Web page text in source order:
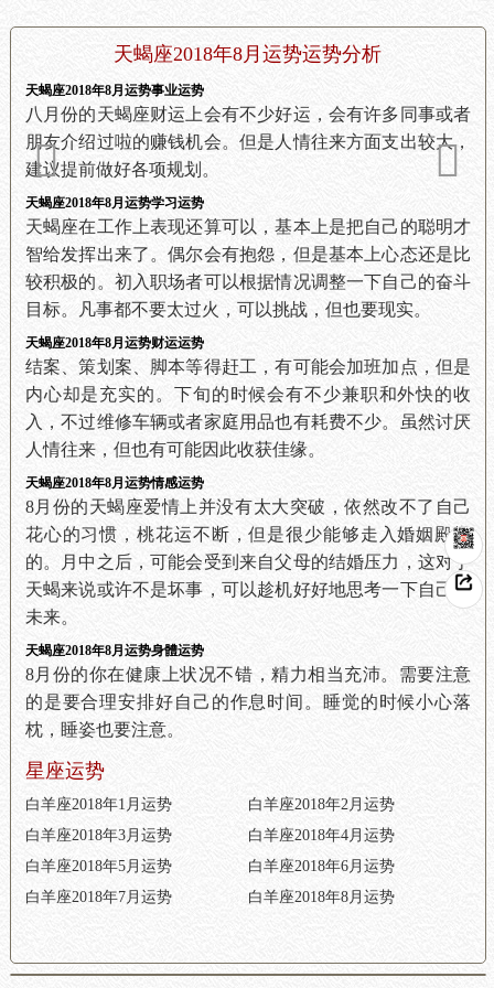
天蝎座2018年8月运势运势分析
天蝎座2018年8月运势事业运势
八月份的天蝎座财运上会有不少好运，会有许多同事或者
朋友介绍过啦的赚钱机会。但是人情往来方面支出较大，
建议提前做好各项规划。
天蝎座2018年8月运势学习运势
天蝎座在工作上表现还算可以，基本上是把自己的聪明才
智给发挥出来了。偶尔会有抱怨，但是基本上心态还是比
较积极的。初入职场者可以根据情况调整一下自己的奋斗
目标。凡事都不要太过火，可以挑战，但也要现实。
天蝎座2018年8月运势财运运势
结案、策划案、脚本等得赶工，有可能会加班加点，但是
内心却是充实的。下旬的时候会有不少兼职和外快的收
入，不过维修车辆或者家庭用品也有耗费不少。虽然讨厌
人情往来，但也有可能因此收获佳缘。
天蝎座2018年8月运势情感运势
8月份的天蝎座爱情上并没有太大突破，依然改不了自己
花心的习惯，桃花运不断，但是很少能够走入婚姻殿堂
的。月中之后，可能会受到来自父母的结婚压力，这对于
天蝎来说或许不是坏事，可以趁机好好地思考一下自己的
未来。
天蝎座2018年8月运势身體运势
8月份的你在健康上状况不错，精力相当充沛。需要注意
的是要合理安排好自己的作息时间。睡觉的时候小心落
枕，睡姿也要注意。
星座运势
白羊座2018年1月运势
白羊座2018年2月运势
白羊座2018年3月运势
白羊座2018年4月运势
白羊座2018年5月运势
白羊座2018年6月运势
白羊座2018年7月运势
白羊座2018年8月运势